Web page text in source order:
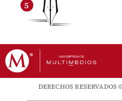
DERECHOS RESERVADOS